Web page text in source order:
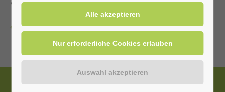
Mit Kur-/Einwohnerkarte 2,00 €, ohne 5,00 €
Zurück